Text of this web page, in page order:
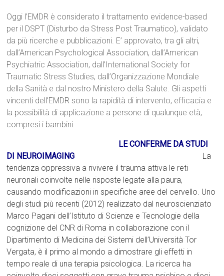
Oggi l’EMDR è considerato il trattamento evidence-based
per il DSPT (Disturbo da Stress Post Traumatico), validato
da più ricerche e pubblicazioni. E’ approvato, tra gli altri,
dall’American Psychological Association, dall’American
Psychiatric Association, dall’International Society for
Traumatic Stress Studies, dall’Organizzazione Mondiale
della Sanità e dal nostro Ministero della Salute. Gli aspetti
vincenti dell’EMDR sono la rapidità di intervento, efficacia e
la possibilità di applicazione a persone di qualunque età,
compresi i bambini.
LE CONFERME DA STUDI
DI NEUROIMAGING La
tendenza oppressiva a rivivere il trauma attiva le reti
neuronali coinvolte nelle risposte legate alla paura,
causando modificazioni in specifiche aree del cervello. Uno
degli studi più recenti (2012) realizzato dal neuroscienziato
Marco Pagani dell’Istituto di Scienze e Tecnologie della
cognizione del CNR di Roma in collaborazione con il
Dipartimento di Medicina dei Sistemi dell’Università Tor
Vergata, è il primo al mondo a dimostrare gli effetti in
tempo reale di una terapia psicologica. La ricerca ha